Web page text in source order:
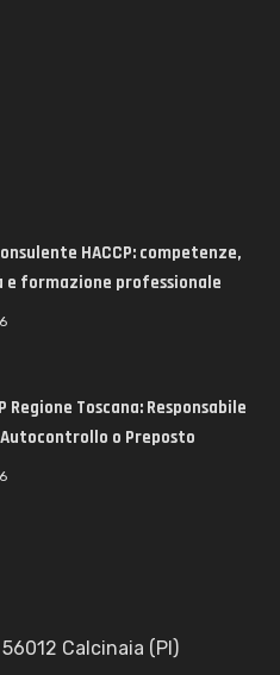
HACCP: competenze,
formazione professionale
Regione Toscana: Responsabile
o Preposto
Calcinaia (PI)